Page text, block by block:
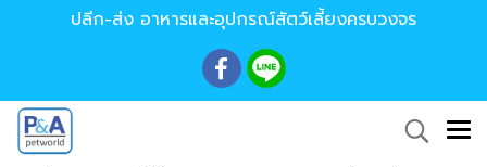
ปลีก-ส่ง อาหารและอุปกรณ์สัตว์เลี้ยงครบวงจร